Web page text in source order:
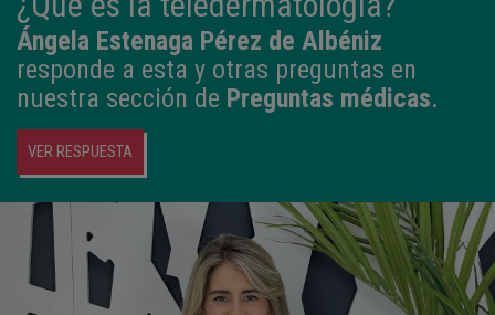
Ángela Estenaga Pérez de Albéniz
responde a esta y otras preguntas en
nuestra sección de Preguntas médicas.
VER RESPUESTA